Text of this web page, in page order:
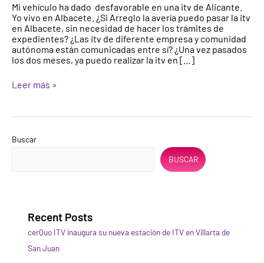
Mi vehículo ha dado desfavorable en una itv de Alicante.
Yo vivo en Albacete. ¿Si Arreglo la avería puedo pasar la itv
en Albacete, sin necesidad de hacer los trámites de
expedientes? ¿Las itv de diferente empresa y comunidad
autónoma están comunicadas entre sí? ¿Una vez pasados
los dos meses, ya puedo realizar la itv en […]
una
itv
de
Alicante.
Yo
vivo
Albacete.
la
puedo
necesidad
hacer
trámites
Leer más »
Buscar
BUSCAR
Recent Posts
cerQuo ITV inaugura su nueva estación de ITV en Villarta de
San Juan